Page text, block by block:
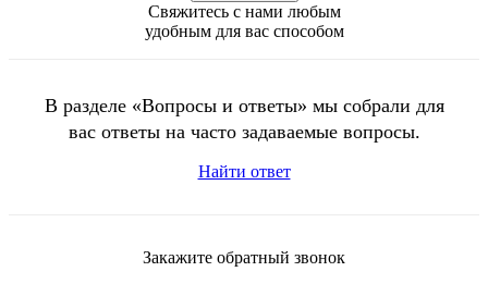
Свяжитесь с нами любым
удобным для вас способом
В разделе «Вопросы и ответы» мы собрали для
вас ответы на часто задаваемые вопросы.
Найти ответ
Закажите обратный звонок